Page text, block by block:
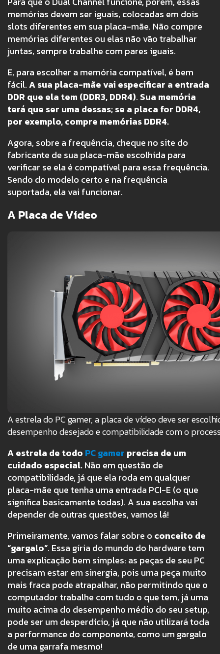
memórias devem ser iguais, colocadas em dois
slots diferentes em sua placa-mãe. Não compre
memórias diferentes ou elas não vão trabalhar
juntas, sempre trabalhe com pares iguais.
E, para escolher a memória compatível, é bem
fácil.A sua placa-mãe vai especificar a entrada
DDR que ela tem (DDR3, DDR4). Sua memória
terá que ser uma dessas; se a placa for DDR4,
por exemplo, compre memórias DDR4.
Agora, sobre a frequência, cheque no site do
fabricante de sua placa-mãe escolhida para
verificar se ela é compatível para essa frequência.
Sendo do modelo certo e na frequência
suportada, ela vai funcionar.
A Placa de Vídeo
A estrela do PC gamer, a placa de vídeo deve ser
desempenho desejado e compatibilidade com o
A estrela de todo PC gamer precisa de um
cuidado especial.Não em questão de
compatibilidade, já que ela roda em qualquer
placa-mãe que tenha uma entrada PCI-E (o que
significa basicamente todas). A sua escolha vai
depender de outras questões, vamos lá!
Primeiramente, vamos falar sobre o conceito de
“gargalo”. Essa gíria do mundo do hardware tem
uma explicação bem simples: as peças de seu PC
precisam estar em sinergia, pois uma peça muito
mais fraca pode atrapalhar, não permitindo que o
computador trabalhe com tudo o que tem, já uma
muito acima do desempenho médio do seu setup,
pode ser um desperdício, já que não utilizará toda
a performance do componente, como um gargalo
de uma garrafa mesmo!